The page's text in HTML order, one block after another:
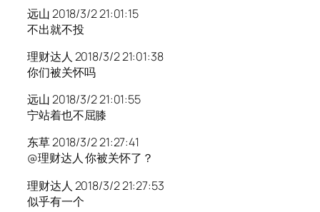
远山 2018/3/2 21:01:15
不出就不投
理财达人 2018/3/2 21:01:38
你们被关怀吗
远山 2018/3/2 21:01:55
宁站着也不屈膝
东草 2018/3/2 21:27:41
@理财达人 你被关怀了？
理财达人 2018/3/2 21:27:53
似乎有一个